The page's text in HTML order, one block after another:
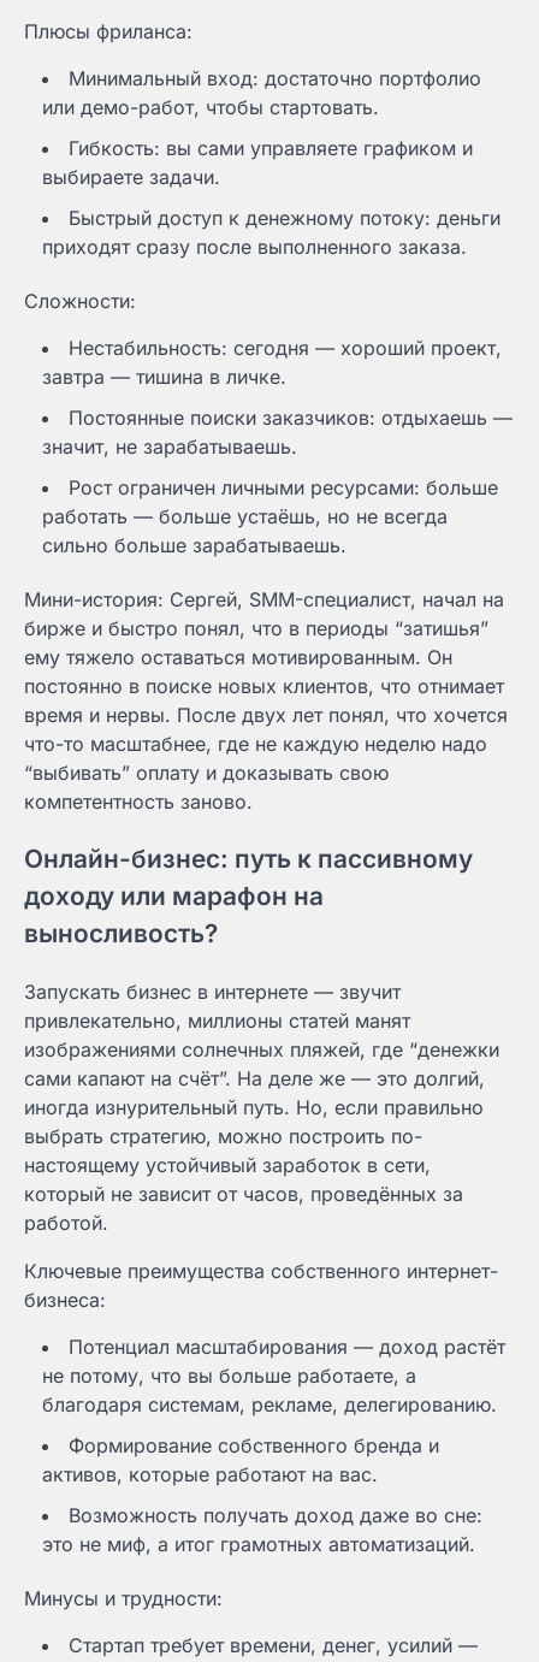
Плюсы фриланса:
Минимальный вход: достаточно портфолио
или демо-работ, чтобы стартовать.
Гибкость: вы сами управляете графиком и
выбираете задачи.
Быстрый доступ к денежному потоку: деньги
приходят сразу после выполненного заказа.
Сложности:
Нестабильность: сегодня — хороший проект,
завтра — тишина в личке.
Постоянные поиски заказчиков: отдыхаешь —
значит, не зарабатываешь.
Рост ограничен личными ресурсами: больше
работать — больше устаёшь, но не всегда
сильно больше зарабатываешь.
Мини-история: Сергей, SMM-специалист, начал на
бирже и быстро понял, что в периоды “затишья”
ему тяжело оставаться мотивированным. Он
постоянно в поиске новых клиентов, что отнимает
время и нервы. После двух лет понял, что хочется
что-то масштабнее, где не каждую неделю надо
“выбивать” оплату и доказывать свою
компетентность заново.
Онлайн-бизнес: путь к пассивному
доходу или марафон на
выносливость?
Запускать бизнес в интернете — звучит
привлекательно, миллионы статей манят
изображениями солнечных пляжей, где “денежки
сами капают на счёт”. На деле же — это долгий,
иногда изнурительный путь. Но, если правильно
выбрать стратегию, можно построить по-
настоящему устойчивый заработок в сети,
который не зависит от часов, проведённых за
работой.
Ключевые преимущества собственного интернет-
бизнеса:
Потенциал масштабирования — доход растёт
не потому, что вы больше работаете, а
благодаря системам, рекламе, делегированию.
Формирование собственного бренда и
активов, которые работают на вас.
Возможность получать доход даже во сне:
это не миф, а итог грамотных автоматизаций.
Минусы и трудности:
Стартап требует времени, денег, усилий —